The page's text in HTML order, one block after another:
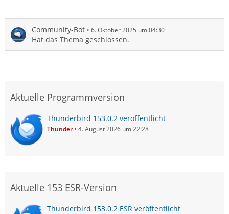
Community-Bot 6. Oktober 2025 um 04:30
Hat das Thema geschlossen.
Aktuelle Programmversion
Thunderbird 153.0.2 veröffentlicht
Thunder 4. August 2026 um 22:28
Aktuelle 153 ESR-Version
Thunderbird 153.0.2 ESR veröffentlicht